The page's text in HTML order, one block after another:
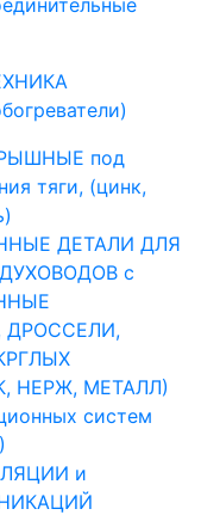
под
тяги, (цинк,
ДЕТАЛИ ДЛЯ
с
ДРОССЕЛИ,
НЕРЖ, МЕТАЛЛ)
систем
и